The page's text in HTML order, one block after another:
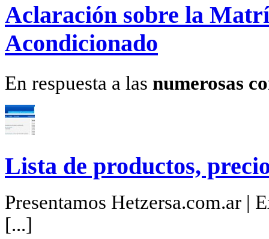
Aclaración sobre la
Acondicionado
En respuesta a las numerosas
Lista de productos,
Presentamos Hetzersa.com.ar |
[...]